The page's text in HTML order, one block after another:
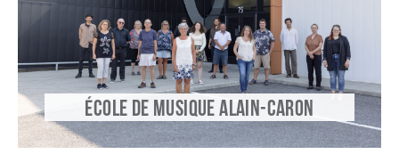
ÉCOLE DE MUSIQUE ALAIN-CARON